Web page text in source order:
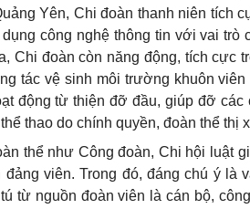
Yên, Chi đoàn thanh niên tích
công nghệ thông tin với vai trò
Chi đoàn còn năng động, tích cực
tác vệ sinh môi trường khuôn
động từ thiện đỡ đầu, giúp đỡ các
thao do chính quyền, đoàn thể thị
thể như Công đoàn, Chi hội luật
viên. Trong đó, đáng chú ý là
từ nguồn đoàn viên là cán bộ,